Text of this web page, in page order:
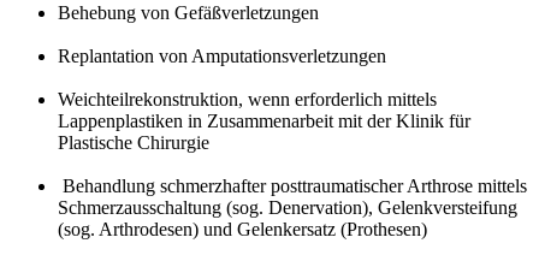
Behebung von Gefäßverletzungen
Replantation von Amputationsverletzungen
Weichteilrekonstruktion, wenn erforderlich mittels
Lappenplastiken in Zusammenarbeit mit der Klinik für
Plastische Chirurgie
Behandlung schmerzhafter posttraumatischer Arthrose mittels
Schmerzausschaltung (sog. Denervation), Gelenkversteifung
(sog. Arthrodesen) und Gelenkersatz (Prothesen)